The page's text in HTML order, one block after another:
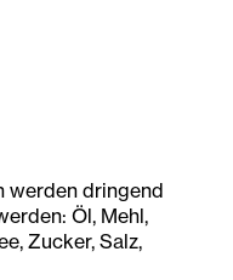
werden dringend
Öl, Mehl,
Zucker, Salz,